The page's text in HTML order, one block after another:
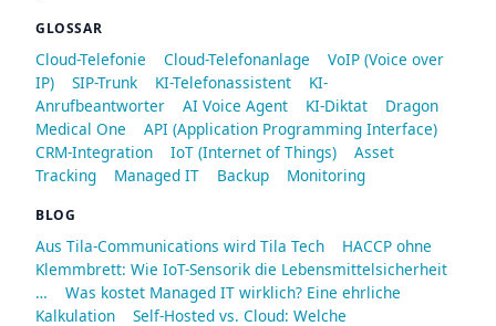
GLOSSAR
Cloud-Telefonie Cloud-Telefonanlage
VoIP (Voice over
IP)
SIP-Trunk KI-Telefonassistent
KI-
Anrufbeantworter
AI Voice Agent KI-Diktat
Dragon
Medical One
API (Application Programming Interface)
CRM-Integration
IoT (Internet of Things)
Asset
Tracking
Managed IT Backup Monitoring
BLOG
Aus Tila-Communications wird Tila Tech
HACCP ohne
Klemmbrett: Wie IoT-Sensorik die Lebensmittelsicherheit
…
Was kostet Managed IT wirklich? Eine ehrliche
Kalkulation
Self-Hosted vs. Cloud: Welche